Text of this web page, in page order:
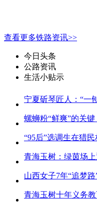
查看更多铁路资讯>>
今日头条
公路资讯
生活小贴示
宁夏斫琴匠人：“一
螺蛳粉“鲜爽”的关
“95后”选调生在猎
青海玉树：绿茵场
山西女子7年“追梦
青海玉树十年义务